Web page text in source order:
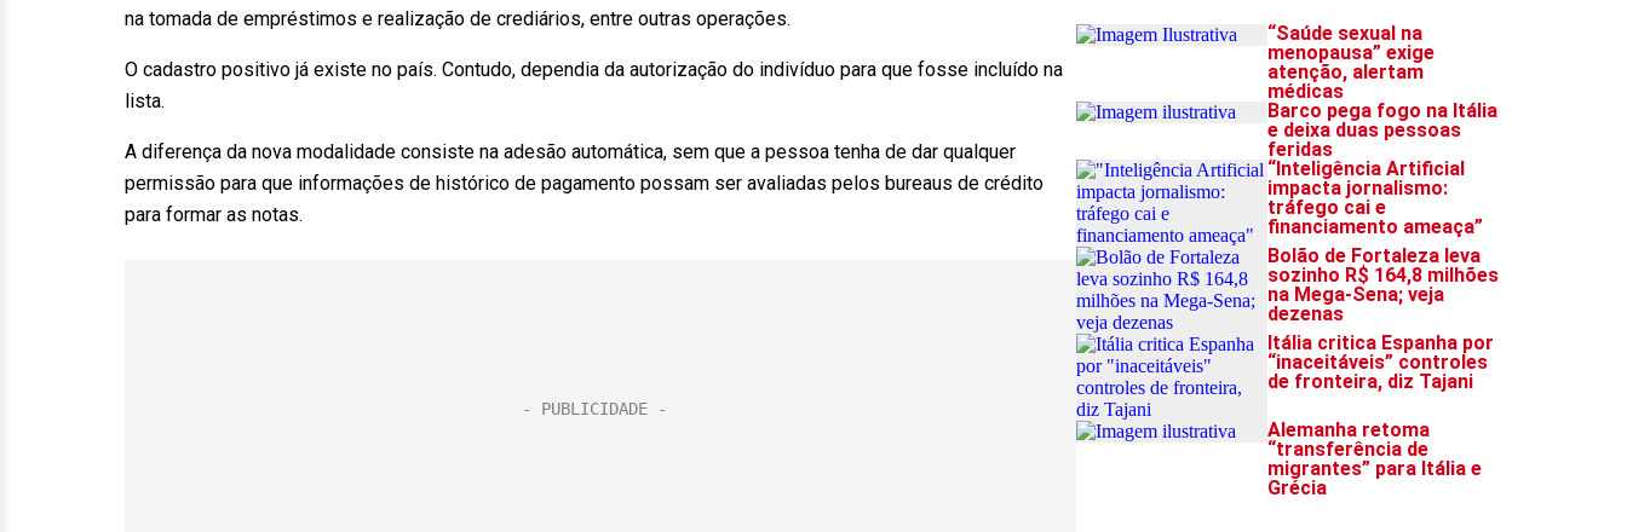
na tomada de empréstimos e realização de crediários, entre outras operações.
O cadastro positivo já existe no país. Contudo, dependia da autorização do indivíduo para que fosse incluído na
lista.
A diferença da nova modalidade consiste na adesão automática, sem que a pessoa tenha de dar qualquer
permissão para que informações de histórico de pagamento possam ser avaliadas pelos bureaus de crédito
para formar as notas.